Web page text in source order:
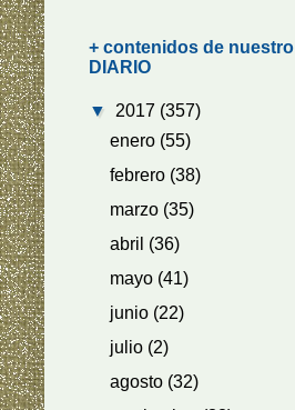
+ contenidos de nuestro
DIARIO
▼ 2017 (357)
enero (55)
febrero (38)
marzo (35)
abril (36)
mayo (41)
junio (22)
julio (2)
agosto (32)